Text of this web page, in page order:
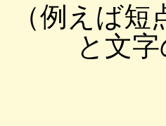
（例えば
と文